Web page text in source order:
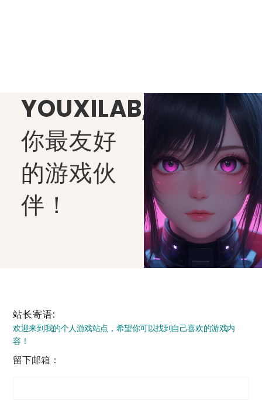
YOUXILAB,
你最友好
的游戏伙
伴！
站长寄语:
欢迎来到我的个人游戏站点，希望你可以找到自己喜欢的游戏内
容！
留下邮箱：